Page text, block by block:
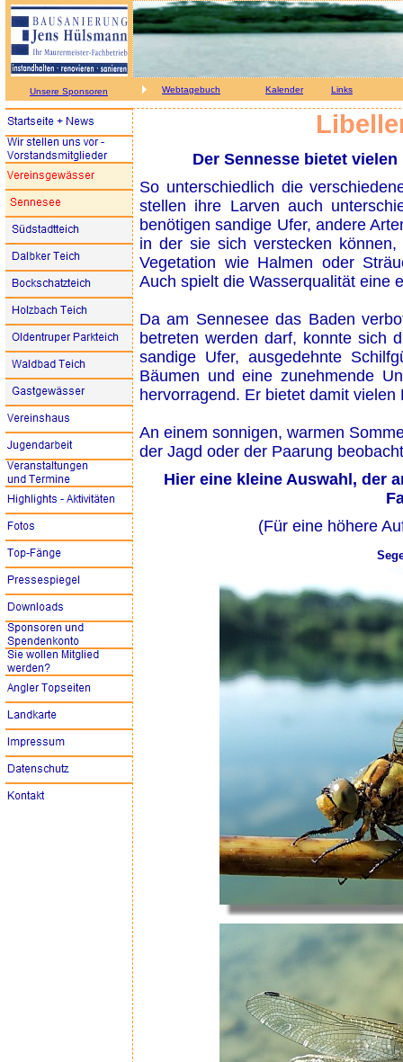
Unsere Sponsoren Webtagebuch Kalender Links
Der Sennesse bietet
So unterschiedlich die
stellen ihre Larven auch
benötigen sandige Ufer, andere
in der sie sich verstecken
Vegetation wie Halmen oder
Auch spielt die Wasserqualität eine
Da am Sennesee das Baden
betreten werden darf, konnte sich
sandige Ufer, ausgedehnte
Bäumen und eine zunehmende
hervorragend. Er bietet damit
An einem sonnigen, warmen
der Jagd oder der Paarung
Hier eine kleine Auswahl, der
(Für eine höhere